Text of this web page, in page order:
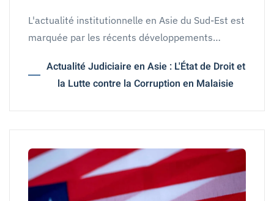
L'actualité institutionnelle en Asie du Sud-Est est
marquée par les récents développements…
Actualité Judiciaire en Asie : L'État de Droit et
la Lutte contre la Corruption en Malaisie